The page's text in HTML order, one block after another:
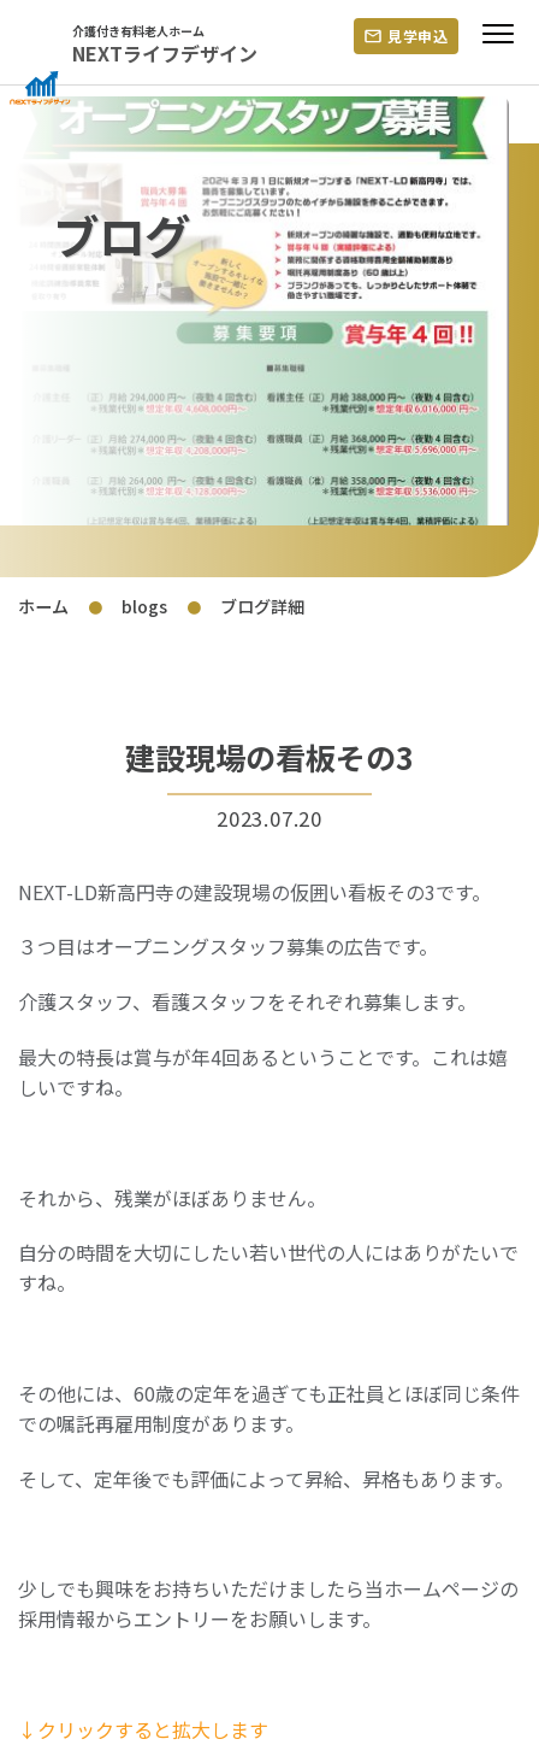
content
介護付き有料老人ホーム
NEXTライフデザイン
見学申込
ブログ
ホーム ● blogs ● ブログ詳細
建設現場の看板その3
2023.07.20
NEXT-LD新高円寺の建設現場の仮囲い看板その3です。
３つ目はオープニングスタッフ募集の広告です。
介護スタッフ、看護スタッフをそれぞれ募集します。
最大の特長は賞与が年4回あるということです。これは嬉
しいですね。
それから、残業がほぼありません。
自分の時間を大切にしたい若い世代の人にはありがたいで
すね。
その他には、60歳の定年を過ぎても正社員とほぼ同じ条件
での嘱託再雇用制度があります。
そして、定年後でも評価によって昇給、昇格もあります。
少しでも興味をお持ちいただけましたら当ホームページの
採用情報からエントリーをお願いします。
↓クリックすると拡大します